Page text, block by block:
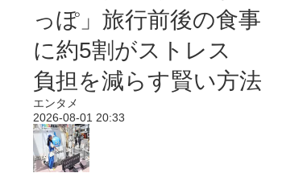
っぽ」旅行前後の食事
に約5割がストレス
負担を減らす賢い方法
エンタメ
2026-08-01 20:33